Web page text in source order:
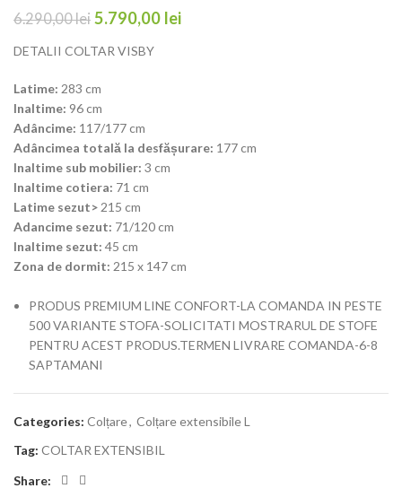
6.290,00lei 5.790,00 lei
DETALII COLTAR VISBY
Latime: 283 cm
Inaltime: 96 cm
Adâncime: 117/177 cm
Adâncimea totală la desfășurare: 177 cm
Inaltime sub mobilier: 3 cm
Inaltime cotiera: 71 cm
Latime sezut> 215 cm
Adancime sezut: 71/120 cm
Inaltime sezut: 45 cm
Zona de dormit: 215 x 147 cm
PRODUS PREMIUM LINE CONFORT-LA COMANDA IN PESTE
500 VARIANTE STOFA-SOLICITATI MOSTRARUL DE STOFE
PENTRU ACEST PRODUS.TERMEN LIVRARE COMANDA-6-8
SAPTAMANI
Categories: Colțare, Colțare extensibile L
Tag: COLTAR EXTENSIBIL
Share: